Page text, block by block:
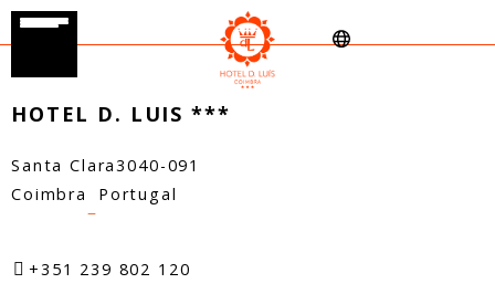
HOTEL D. LUIS ***
Santa Clara3040-091
Coimbra
–
Portugal
+351 239 802 120